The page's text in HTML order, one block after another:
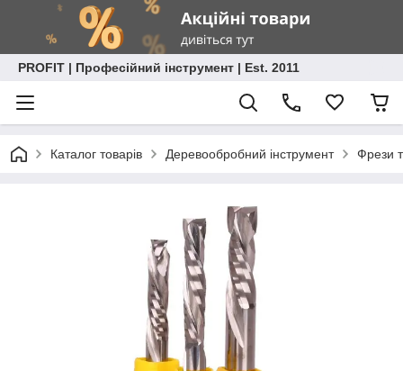
PROFIT | Професійний інструмент | Est. 2011
Каталог товарів Деревообробний інструмент Фрези